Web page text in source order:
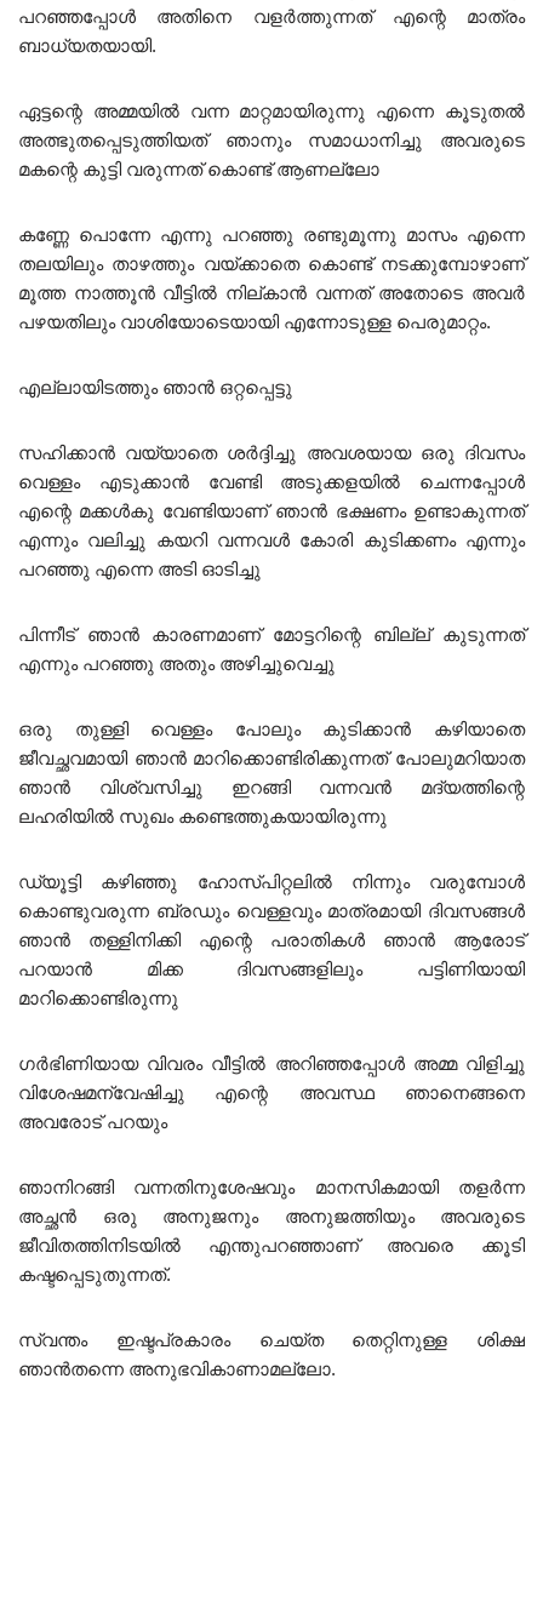
പറഞ്ഞപ്പോൾ അതിനെ വളർത്തുന്നത് എന്റെ മാത്രം
ബാധ്യതയായി.
ഏട്ടന്റെ അമ്മയിൽ വന്ന മാറ്റമായിരുന്നു എന്നെ കൂടുതൽ
അത്ഭുതപ്പെടുത്തിയത് ഞാനും സമാധാനിച്ചു അവരുടെ
മകന്റെ കുട്ടി വരുന്നത് കൊണ്ട് ആണല്ലോ
കണ്ണേ പൊന്നേ എന്നു പറഞ്ഞു രണ്ടുമൂന്നു മാസം എന്നെ
തലയിലും താഴത്തും വയ്ക്കാതെ കൊണ്ട് നടക്കുമ്പോഴാണ്
മൂത്ത നാത്തൂൻ വീട്ടിൽ നില്കാൻ വന്നത് അതോടെ അവർ
പഴയതിലും വാശിയോടെയായി എന്നോടുള്ള പെരുമാറ്റം.
എല്ലായിടത്തും ഞാൻ ഒറ്റപ്പെട്ടു
സഹിക്കാൻ വയ്യാതെ ശർദ്ദിച്ചു അവശയായ ഒരു ദിവസം
വെള്ളം എടുക്കാൻ വേണ്ടി അടുക്കളയിൽ ചെന്നപ്പോൾ
എന്റെ മക്കൾകു വേണ്ടിയാണ് ഞാൻ ഭക്ഷണം ഉണ്ടാകുന്നത്
എന്നും വലിച്ചു കയറി വന്നവൾ കോരി കുടിക്കണം എന്നും
പറഞ്ഞു എന്നെ അടി ഓടിച്ചു
പിന്നീട് ഞാൻ കാരണമാണ് മോട്ടറിന്റെ ബില്ല്‌ കുടുന്നത്
എന്നും പറഞ്ഞു അതും അഴിച്ചുവെച്ചു
ഒരു തുള്ളി വെള്ളം പോലും കുടിക്കാൻ കഴിയാതെ
ജീവച്ഛവമായി ഞാൻ മാറിക്കൊണ്ടിരിക്കുന്നത് പോലുമറിയാത
ഞാൻ വിശ്വസിച്ചു ഇറങ്ങി വന്നവൻ മദ്യത്തിന്റെ
ലഹരിയിൽ സുഖം കണ്ടെത്തുകയായിരുന്നു
ഡ്യൂട്ടി കഴിഞ്ഞു ഹോസ്പിറ്റലിൽ നിന്നും വരുമ്പോൾ
കൊണ്ടുവരുന്ന ബ്രഡും വെള്ളവും മാത്രമായി ദിവസങ്ങൾ
ഞാൻ തള്ളിനിക്കി എന്റെ പരാതികൾ ഞാൻ ആരോട്
പറയാൻ മിക്ക ദിവസങ്ങളിലും പട്ടിണിയായി
മാറിക്കൊണ്ടിരുന്നു
ഗർഭിണിയായ വിവരം വീട്ടിൽ അറിഞ്ഞപ്പോൾ അമ്മ വിളിച്ചു
വിശേഷമന്വേഷിച്ചു എന്റെ അവസ്ഥ ഞാനെങ്ങനെ
അവരോട് പറയും
ഞാനിറങ്ങി വന്നതിനുശേഷവും മാനസികമായി തളർന്ന
അച്ഛൻ ഒരു അനുജനും അനുജത്തിയും അവരുടെ
ജീവിതത്തിനിടയിൽ എന്തുപറഞ്ഞാണ് അവരെ ക്കൂടി
കഷ്ടപ്പെടുതുന്നത്.
സ്വന്തം ഇഷ്ടപ്രകാരം ചെയ്ത തെറ്റിനുള്ള ശിക്ഷ
ഞാൻതന്നെ അനുഭവികാണാമല്ലോ.